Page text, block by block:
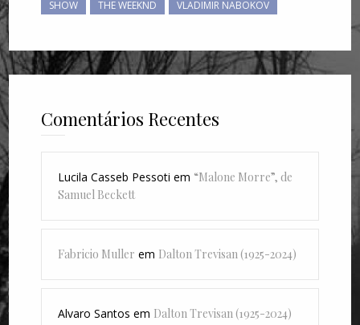
SHOW
THE WEEKND VLADIMIR NABOKOV
Comentários Recentes
Lucila Casseb Pessoti em “Malone Morre”, de
Samuel Beckett
Fabricio Muller em Dalton Trevisan (1925-2024)
Alvaro Santos em Dalton Trevisan (1925-2024)